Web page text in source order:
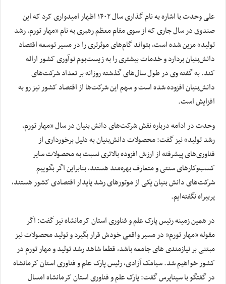
علی وحدت با اشاره به نام گذاری سال ۱۴۰۲ اظهار امیدواری کرد که این
صندوق در سال جاری که از سوی مقام معظم رهبری به نام «مهار تورم، رشد
تولید» مزین شده است، بتواند گام‌های موثرتری را در مسیر توسعه اقتصاد
دانش‌بنیان بردارد و خدمات بیشتری را به زیست‌بوم نوآوری کشور ارائه
کند. به گفته وی در طول سال‌های گذشته روزانه بر تعداد شرکت‌های
دانش‌بنیان افزوده شده است و سهم این شرکت‌ها از اقتصاد کشور نیز رو به
افزایش است.
وحدت در ادامه درباره نقش شرکت‌های دانش بنیان در سال «مهار تورم،
رشد تولید» نیز گفت: محصولات دانش‌بنیان‌ به دلیل برخورداری از
فناوری‌های پیشرفته از ارزش افزوده بالاتری نسبت به محصولات سایر
کسب‌وکارهای سنتی و متعارف بهره‌مند هستند، بنابراین اگر بگوییم
شرکت‌های دانش بنیان یکی از موتورهای رشد پایدار اقتصادی کشور هستند،
پربیراه نگفته‌ایم.
در همین زمینه رئیس پارک علم و فناوری استان کرمانشاه نیز گفت: اگر
مقوله ”مهار تورم” در مسیر واقعی خودش قرار بگیرد و تولید محصولات نیز
مبتنی بر نیازمندی های جامعه باشد، قطعا شاهد رشد تولید و مهار تورم در
کشور خواهیم شد. سیامک آزادی، رئیس پارک علم و فناوری استان کرمانشاه
در گفتگو با سیناپرس گفت: پارک علم و فناوری استان کرمانشاه امسال